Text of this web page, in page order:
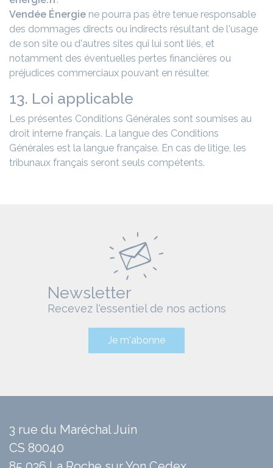
Vendée Énergie ne pourra pas être tenue responsable
des dommages directs ou indirects résultant de l'usage
de son site ou d'autres sites qui lui sont liés, et
notamment des éventuelles pertes financières ou
préjudices commerciaux pouvant en résulter.
13. Loi applicable
Les présentes Conditions Générales sont soumises au
droit interne français. La langue des Conditions
Générales est la langue française. En cas de litige, les
tribunaux français seront seuls compétents.
Newsletter
Recevez l'essentiel de nos actions
Je m'abonne
3 rue du Maréchal Juin
CS 80040